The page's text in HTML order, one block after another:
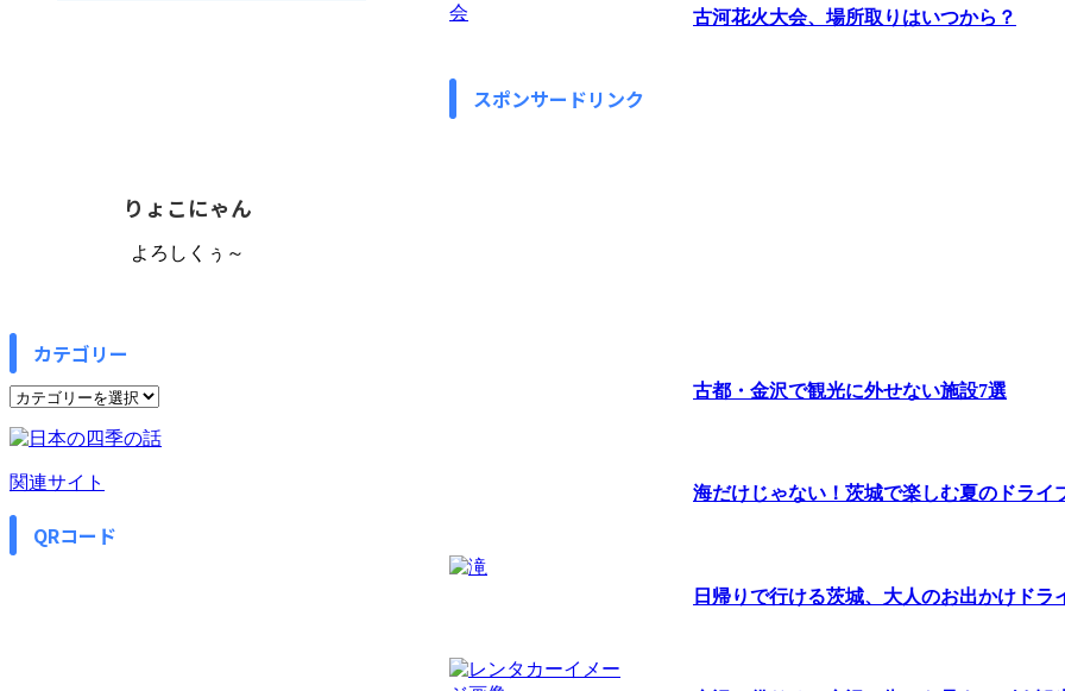
古河花火大会、場所取りはいつから？
スポンサードリンク
古都・金沢で観光に外せない施設7選
海だけじゃない！茨城で楽しむ夏のドライ
日帰りで行ける茨城、大人のお出かけドラ
りょこにゃん
よろしくぅ～
カテゴリー
カ
ゴ
リ
ー
関連サイト
QRコード